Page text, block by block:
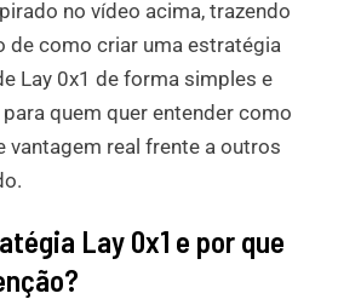
no vídeo acima, trazendo
de como criar uma estratégia
Lay 0x1 de forma simples e
quem quer entender como
vantagem real frente a outros
Lay 0x1 e por que